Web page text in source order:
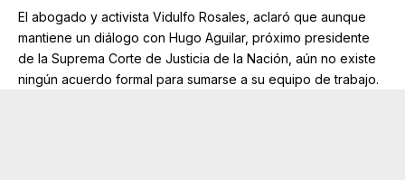
El abogado y activista Vidulfo Rosales, aclaró que aunque
mantiene un diálogo con Hugo Aguilar, próximo presidente
de la Suprema Corte de Justicia de la Nación, aún no existe
ningún acuerdo formal para sumarse a su equipo de trabajo.